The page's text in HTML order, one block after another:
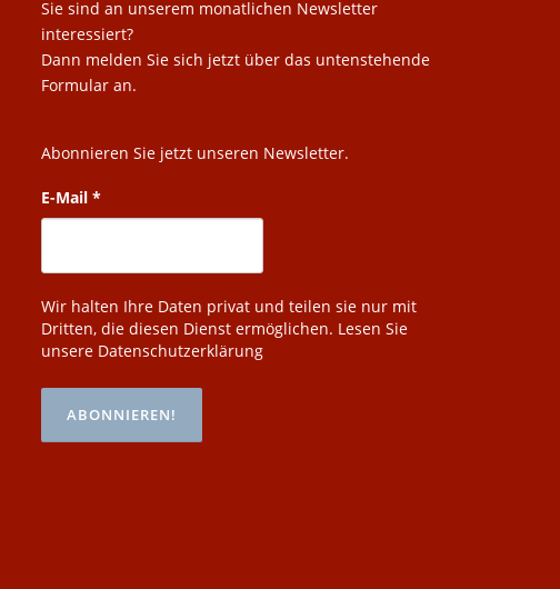
Sie sind an unserem monatlichen Newsletter
interessiert?
Dann melden Sie sich jetzt über das untenstehende
Formular an.
Abonnieren Sie jetzt unseren Newsletter.
E-Mail *
Wir halten Ihre Daten privat und teilen sie nur mit
Dritten, die diesen Dienst ermöglichen. Lesen Sie
unsere Datenschutzerklärung